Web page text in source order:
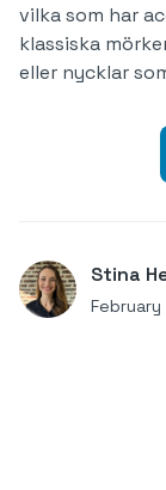
vilka som har
klassiska
eller nycklar
Stina